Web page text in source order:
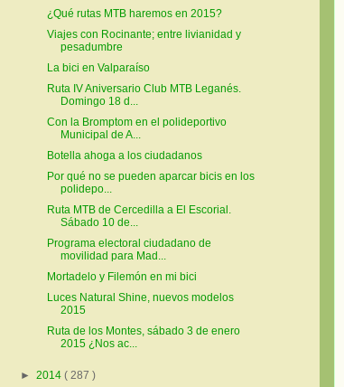
¿Qué rutas MTB haremos en 2015?
Viajes con Rocinante; entre livianidad y
pesadumbre
La bici en Valparaíso
Ruta IV Aniversario Club MTB Leganés.
Domingo 18 d...
Con la Bromptom en el polideportivo
Municipal de A...
Botella ahoga a los ciudadanos
Por qué no se pueden aparcar bicis en los
polidepo...
Ruta MTB de Cercedilla a El Escorial.
Sábado 10 de...
Programa electoral ciudadano de
movilidad para Mad...
Mortadelo y Filemón en mi bici
Luces Natural Shine, nuevos modelos
2015
Ruta de los Montes, sábado 3 de enero
2015 ¿Nos ac...
► 2014 ( 287 )